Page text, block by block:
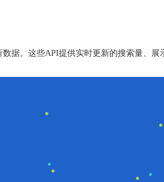
数据。这些API提供实时更新的搜索量、展